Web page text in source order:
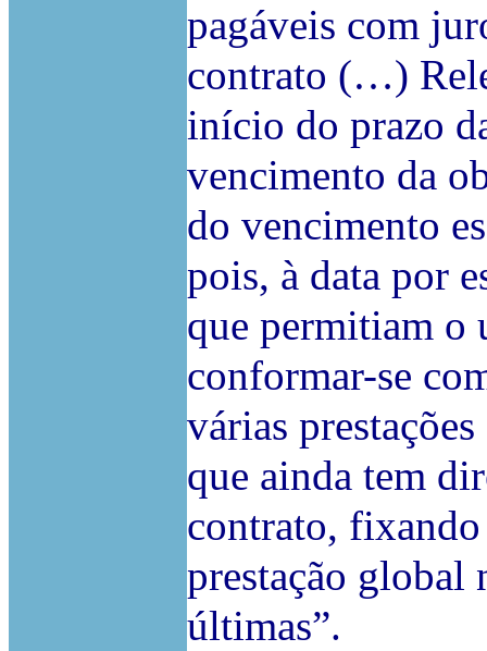
pagáveis com
contrato (…)
início do prazo
vencimento da
do vencimento
pois, à data por
que permitiam o
conformar-se
várias
que ainda tem
contrato,
prestação global
últimas”.